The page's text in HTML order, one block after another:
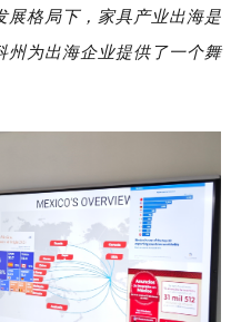
展格局下，家具产业出海是
州为出海企业提供了一个舞